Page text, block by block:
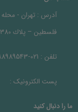
آدرس : تهران - محله
فلسطين – پلاك 380
تلفن : 021-88989543 , 021-88961303
پست الکترونیک :
ما را دنبال کنيد